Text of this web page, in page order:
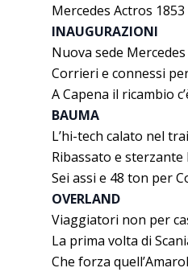
Mercedes Actros 1853
INAUGURAZIONI
Nuova sede Mercedes
Corrieri e connessi
A Capena il ricambio
BAUMA
L’hi-tech calato nel
Ribassato e sterzante
Sei assi e 48 ton per
OVERLAND
Viaggiatori non per
La prima volta di
Che forza